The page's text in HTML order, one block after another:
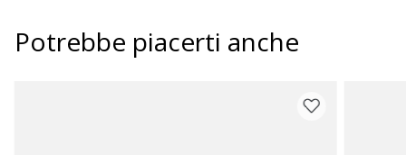
Potrebbe piacerti anche